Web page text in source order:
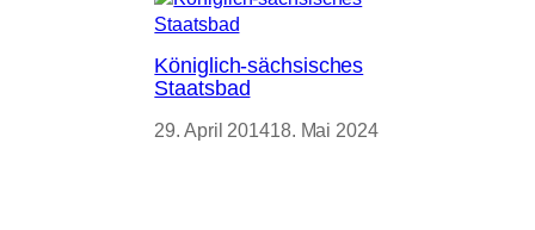
Königlich-sächsisches
Staatsbad
29. April 201418. Mai 2024